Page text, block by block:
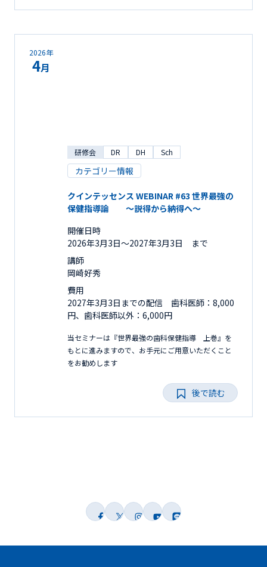
2026年
4月
研修会 DR DH Sch
カテゴリー情報
クインテッセンス WEBINAR #63 世界最強の
保健指導論 ～説得から納得へ～
開催日時
2026年3月3日〜2027年3月3日 まで
講師
岡崎好秀
費用
2027年3月3日までの配信 歯科医師：8,000
円、歯科医師以外：6,000円
当セミナーは『世界最強の歯科保健指導 上巻』を
もとに進みますので、お手元にご用意いただくこと
をお勧めします
後で読む